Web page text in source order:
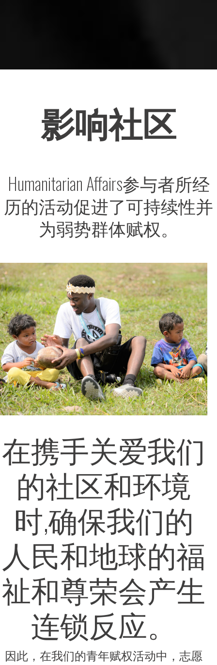
影响社区
Humanitarian Affairs参与者所经
历的活动促进了可持续性并
为弱势群体赋权。
在携手关爱我们
的社区和环境
时,确保我们的
人民和地球的福
祉和尊荣会产生
连锁反应。
因此，在我们的青年赋权活动中，志愿